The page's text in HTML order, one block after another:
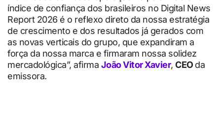
índice de confiança dos brasileiros no Digital News
Report 2026 é o reflexo direto da nossa estratégia
de crescimento e dos resultados já gerados com
as novas verticais do grupo, que expandiram a
força da nossa marca e firmaram nossa solidez
mercadológica”, afirma João Vitor Xavier, CEO da
emissora.